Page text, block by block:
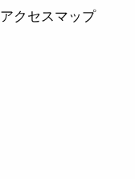
アクセスマップ